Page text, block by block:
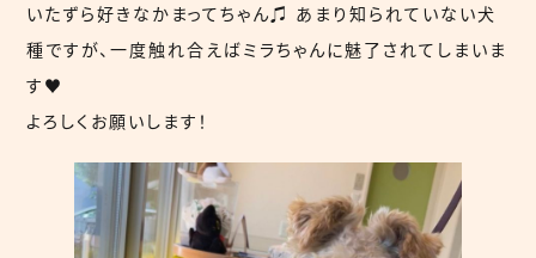
いたずら好きなかまってちゃん♫ あまり知られていない犬
種ですが、一度触れ合えばミラちゃんに魅了されてしまいま
す♥
よろしくお願いします！